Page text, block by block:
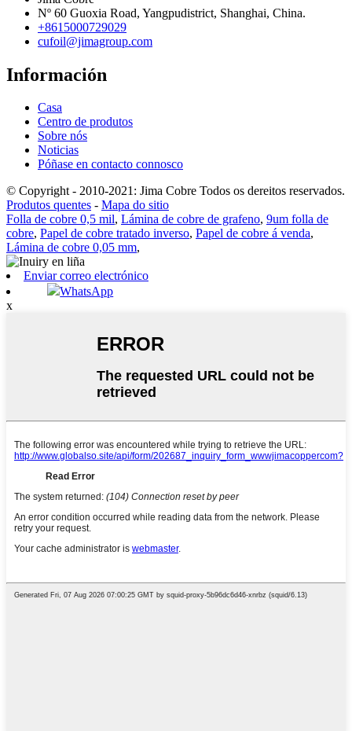
Nº 60 Guoxia Road, Yangpudistrict, Shanghai, China.
+8615000729029
cufoil@jimagroup.com
Información
Casa
Centro de produtos
Sobre nós
Noticias
Póñase en contacto connosco
© Copyright - 2010-2021: Jima Cobre Todos os dereitos reservados.
Produtos quentes - Mapa do sitio
Folla de cobre 0,5 mil, Lámina de cobre de grafeno, 9um folla de
cobre, Papel de cobre tratado inverso, Papel de cobre á venda,
Lámina de cobre 0,05 mm,
Enviar correo electrónico
WhatsApp
x